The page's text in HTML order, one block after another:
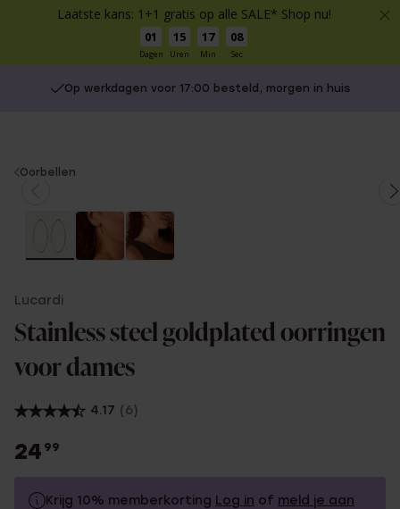
Laatste kans: 1+1 gratis op alle SALE* Shop nu!
01
Dagen
15
Uren
17
Min
08
Sec
Op werkdagen voor 17:00 besteld, morgen in huis
You
here:
Oorbellen
Lucardi
Stainless steel goldplated oorringen
voor dames
4.17 (6)
24 99
Krijg 10% memberkorting Log in of meld je aan